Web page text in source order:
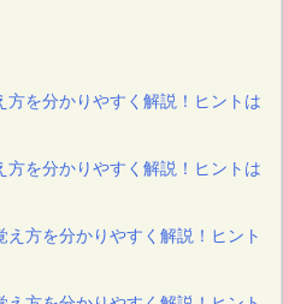
を分かりやすく解説！ヒントは
を分かりやすく解説！ヒントは
方を分かりやすく解説！ヒント